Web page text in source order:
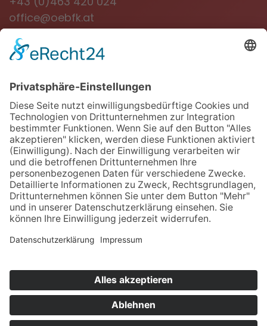
office@oebfk.at
NEWSLETTER
Jetzt anmelden
Downloads
Links
Datenschutz
Impressum